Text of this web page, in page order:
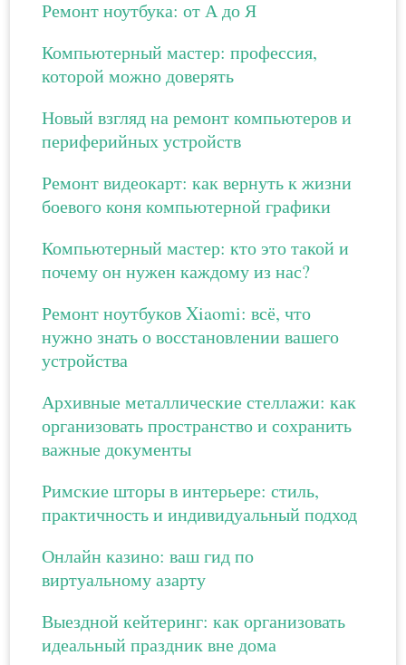
Ремонт ноутбука: от А до Я
Компьютерный мастер: профессия,
которой можно доверять
Новый взгляд на ремонт компьютеров и
периферийных устройств
Ремонт видеокарт: как вернуть к жизни
боевого коня компьютерной графики
Компьютерный мастер: кто это такой и
почему он нужен каждому из нас?
Ремонт ноутбуков Xiaomi: всё, что
нужно знать о восстановлении вашего
устройства
Архивные металлические стеллажи: как
организовать пространство и сохранить
важные документы
Римские шторы в интерьере: стиль,
практичность и индивидуальный подход
Онлайн казино: ваш гид по
виртуальному азарту
Выездной кейтеринг: как организовать
идеальный праздник вне дома